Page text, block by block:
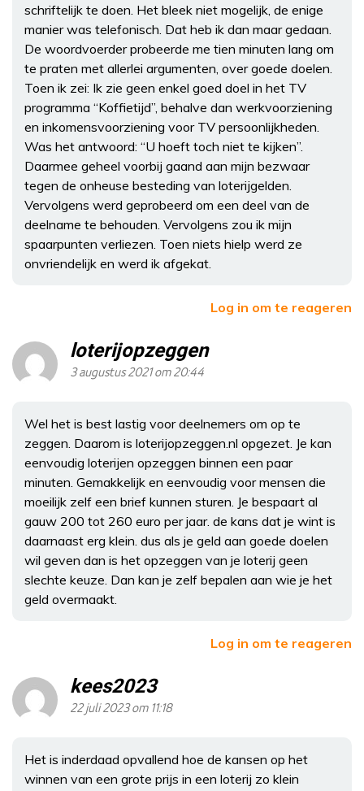
schriftelijk te doen. Het bleek niet mogelijk, de enige
manier was telefonisch. Dat heb ik dan maar gedaan.
De woordvoerder probeerde me tien minuten lang om
te praten met allerlei argumenten, over goede doelen.
Toen ik zei: Ik zie geen enkel goed doel in het TV
programma “Koffietijd”, behalve dan werkvoorziening
en inkomensvoorziening voor TV persoonlijkheden.
Was het antwoord: “U hoeft toch niet te kijken”.
Daarmee geheel voorbij gaand aan mijn bezwaar
tegen de onheuse besteding van loterijgelden.
Vervolgens werd geprobeerd om een deel van de
deelname te behouden. Vervolgens zou ik mijn
spaarpunten verliezen. Toen niets hielp werd ze
onvriendelijk en werd ik afgekat.
Log in om te reageren
loterijopzeggen
3 augustus 2021 om 20:44
Wel het is best lastig voor deelnemers om op te
zeggen. Daarom is loterijopzeggen.nl opgezet. Je kan
eenvoudig loterijen opzeggen binnen een paar
minuten. Gemakkelijk en eenvoudig voor mensen die
moeilijk zelf een brief kunnen sturen. Je bespaart al
gauw 200 tot 260 euro per jaar. de kans dat je wint is
daarnaast erg klein. dus als je geld aan goede doelen
wil geven dan is het opzeggen van je loterij geen
slechte keuze. Dan kan je zelf bepalen aan wie je het
geld overmaakt.
Log in om te reageren
kees2023
22 juli 2023 om 11:18
Het is inderdaad opvallend hoe de kansen op het
winnen van een grote prijs in een loterij zo klein